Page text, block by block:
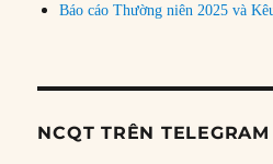
Báo cáo Thường niên 2025 và
NCQT TRÊN TELEGRAM